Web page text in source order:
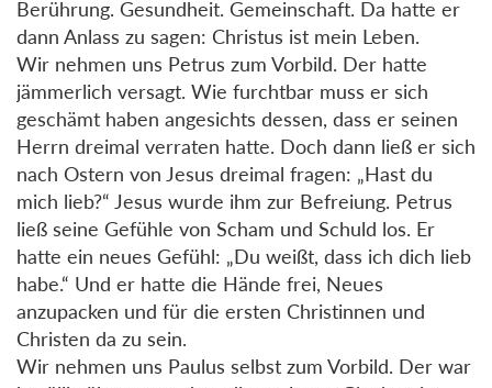
Berührung. Gesundheit. Gemeinschaft. Da hatte er
dann Anlass zu sagen: Christus ist mein Leben.
Wir nehmen uns Petrus zum Vorbild. Der hatte
jämmerlich versagt. Wie furchtbar muss er sich
geschämt haben angesichts dessen, dass er seinen
Herrn dreimal verraten hatte. Doch dann ließ er sich
nach Ostern von Jesus dreimal fragen: „Hast du
mich lieb?“ Jesus wurde ihm zur Befreiung. Petrus
ließ seine Gefühle von Scham und Schuld los. Er
hatte ein neues Gefühl: „Du weißt, dass ich dich lieb
habe.“ Und er hatte die Hände frei, Neues
anzupacken und für die ersten Christinnen und
Christen da zu sein.
Wir nehmen uns Paulus selbst zum Vorbild. Der war